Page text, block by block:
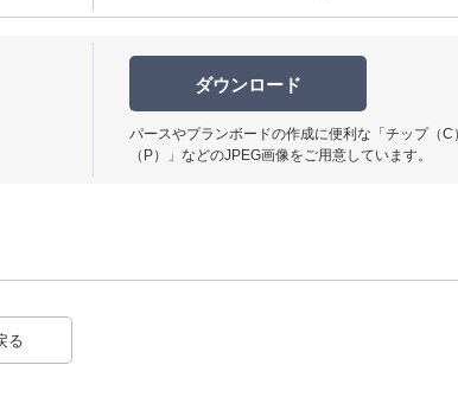
ダウンロード
パースやプランボードの作成に便利な「チップ（
（P）」などのJPEG画像をご用意しています。
る